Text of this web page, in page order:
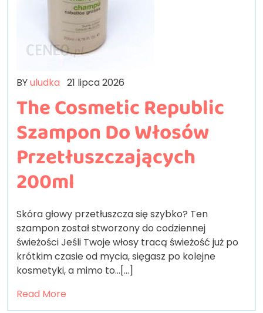
BYuludka 21 lipca 2026
The Cosmetic Republic
Szampon Do Włosów
Przetłuszczających
200ml
Skóra głowy przetłuszcza się szybko? Ten
szampon został stworzony do codziennej
świeżości Jeśli Twoje włosy tracą świeżość już po
krótkim czasie od mycia, sięgasz po kolejne
kosmetyki, a mimo to…[...]
Read More